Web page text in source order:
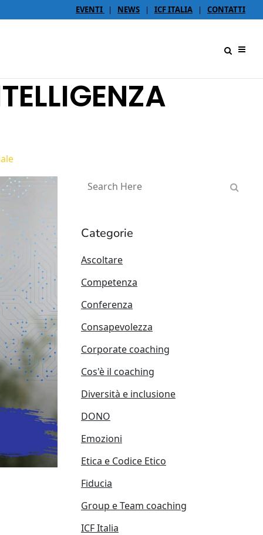
EVENTI | NEWS | ICF ITALIA | CONTATTI
Categorie
Ascoltare
Competenza
Conferenza
Consapevolezza
Corporate coaching
Cos'è il coaching
Diversità e inclusione
DONO
Emozioni
Etica e Codice Etico
Fiducia
Group e Team coaching
ICF Italia